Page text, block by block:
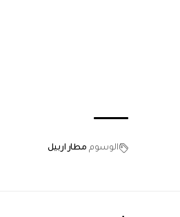
الوسوم مطار اربيل